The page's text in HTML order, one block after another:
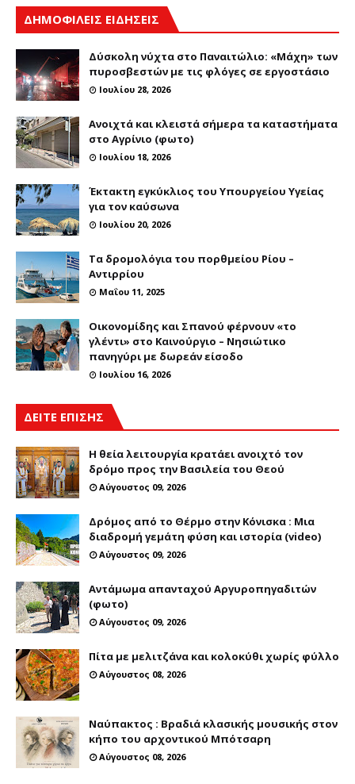
ΔΗΜΟΦΙΛΕΙΣ ΕΙΔΗΣΕΙΣ
Δύσκολη νύχτα στο Παναιτώλιο: «Μάχη» των
πυροσβεστών με τις φλόγες σε εργοστάσιο
Ιουλίου 28, 2026
Ανοιχτά και κλειστά σήμερα τα καταστήματα
στο Αγρίνιο (φωτο)
Ιουλίου 18, 2026
Έκτακτη εγκύκλιος του Υπουργείου Υγείας
για τον καύσωνα
Ιουλίου 20, 2026
Τα δρομολόγια του πορθμείου Ρίου –
Αντιρρίου
Μαΐου 11, 2025
Οικονομίδης και Σπανού φέρνουν «το
γλέντι» στο Καινούργιο – Νησιώτικο
πανηγύρι με δωρεάν είσοδο
Ιουλίου 16, 2026
ΔΕΙΤΕ ΕΠΙΣΗΣ
Η θεία λειτουργία κρατάει ανοιχτό τον
δρόμο προς την Βασιλεία του Θεού
Αύγουστος 09, 2026
Δρόμος από το Θέρμο στην Κόνισκα : Μια
διαδρομή γεμάτη φύση και ιστορία (video)
Αύγουστος 09, 2026
Αντάμωμα απανταχού Αργυροπηγαδιτών
(φωτο)
Αύγουστος 09, 2026
Πίτα με μελιτζάνα και κολοκύθι χωρίς φύλλο
Αύγουστος 08, 2026
Ναύπακτος : Βραδιά κλασικής μουσικής στον
κήπο του αρχοντικού Μπότσαρη
Αύγουστος 08, 2026